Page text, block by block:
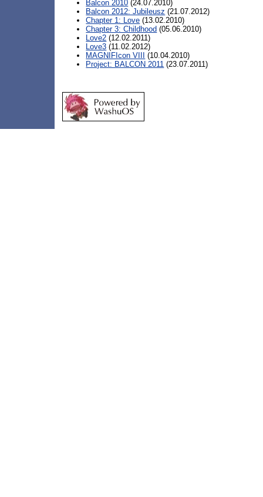
Balcon 2010 (24.07.2010)
Balcon 2012: Jubileusz (21.07.2012)
Chapter 1: Love (13.02.2010)
Chapter 3: Childhood (05.06.2010)
Love2 (12.02.2011)
Love3 (11.02.2012)
MAGNIFIcon VIII
(10.04.2010)
Project: BALCON 2011 (23.07.2011)